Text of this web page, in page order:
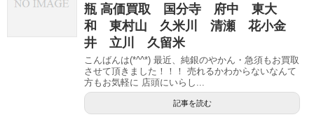
瓶 高価買取 国分寺 府中 東大
和 東村山 久米川 清瀬 花小金
井 立川 久留米
こんばんは(*^^*) 最近、純銀のやかん・急須もお買取
させて頂きました！！！ 売れるかわからないなんて
方もお気軽に 店頭にいらし...
記事を読む